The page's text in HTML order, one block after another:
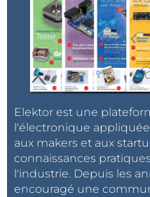
Elektor est une
l'électronique
aux makers et aux
connaissances
l'industrie. Depuis les
encouragé une